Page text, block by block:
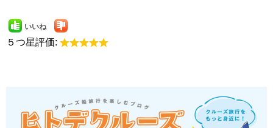
いいね
５つ星評価: